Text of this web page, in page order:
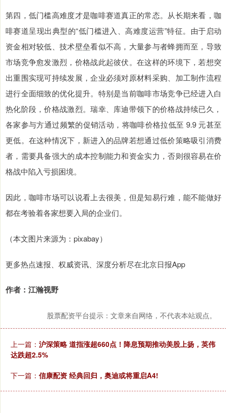
第四，低门槛高难度才是咖啡赛道真正的常态。从长期来看，咖
啡赛道呈现出典型的“低门槛进入、高难度运营”特征。由于启动
资金相对较低、技术壁垒看似不高，大量参与者蜂拥而至，导致
市场竞争愈发激烈，价格战此起彼伏。在这样的环境下，若想突
出重围实现可持续发展，企业必须对原材料采购、加工制作流程
进行全面细致的优化提升。特别是当前咖啡市场竞争已经进入白
热化阶段，价格战激烈。瑞幸、库迪带领下的价格战持续已久，
各家参与方通过频繁的促销活动，将咖啡价格拉低至 9.9 元甚至
更低。在这种情况下，新进入的品牌若想通过低价策略吸引消费
者，需要具备强大的成本控制能力和资金实力，否则很容易在价
格战中陷入亏损困境。
因此，咖啡市场可以说看上去很美，但是知易行难，能不能做好
都在考验着各家想要入局的企业们。
（本文图片来源为：pixabay）
更多热点速报、权威资讯、深度分析尽在北京日报App
作者：江瀚视野
股票配资平台提示：文章来自网络，不代表本站观点。
上一篇： 沪深策略 道指涨超660点！降息预期推动美股上扬，英伟
达跌超2.5%
下一篇： 信康配资 经典回归，奥迪或将重启A4!